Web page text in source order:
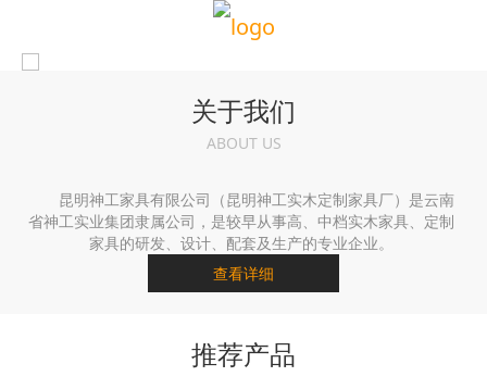
关于我们
ABOUT US
昆明神工家具有限公司（昆明神工实木定制家具厂）是云南
省神工实业集团隶属公司，是较早从事高、中档实木家具、定制
家具的研发、设计、配套及生产的专业企业。
查看详细
推荐产品